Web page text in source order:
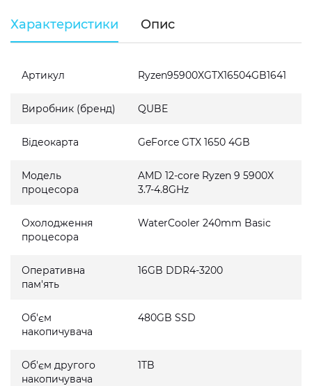
Характеристики Опис
Артикул Ryzen95900XGTX16504GB1641
Виробник (бренд) QUBE
Відеокарта GeForce GTX 1650 4GB
Модель
процесора
AMD 12-core Ryzen 9 5900X
3.7-4.8GHz
Охолодження
процесора
WaterCooler 240mm Basic
Оперативна
пам'ять
16GB DDR4-3200
Об'єм
накопичувача
480GB SSD
Об'єм другого
накопичувача
1TB